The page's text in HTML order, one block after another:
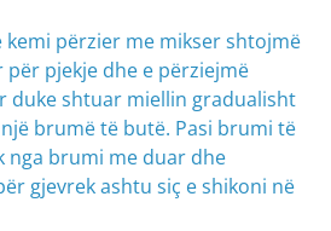
kemi përzier me mikser shtojmë
pjekje dhe e përziejmë
duke shtuar miellin gradualisht
brumë të butë. Pasi brumi të
nga brumi me duar dhe
gjevrek ashtu siç e shikoni në